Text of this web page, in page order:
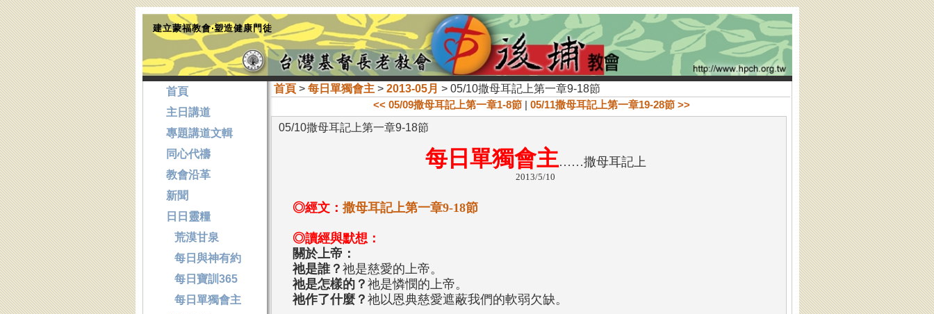
建立蒙福教會‧塑造健康門徒
首頁> 每日單獨會主> 2013-05月 > 05/10撒母耳記上第一章9-18節
<< 05/09撒母耳記上第一章1-8節 | 05/11撒母耳記上第一章19-28節 >>
05/10撒母耳記上第一章9-18節
每日單獨會主……撒母耳記上
2013/5/10
◎經文： 撒母耳記上第一章9-18節
◎讀經與默想：
關於上帝：
祂是誰？ 祂是慈愛的上帝。
祂是怎樣的？ 祂是憐憫的上帝。
祂作了什麼？ 祂以恩典慈愛遮蔽我們的軟弱欠缺。
首頁
主日講道
專題講道文輯
同心代禱
教會沿革
新聞
日日靈糧
荒漠甘泉
每日與神有約
每日寶訓365
每日單獨會主